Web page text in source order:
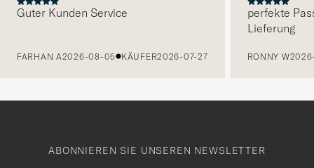
Guter Kunden Service
FARHAN A2026-08-05 KÄUFER2026-07-27
perfekte
Lieferung
RONNY W
ABONNIEREN SIE UNSEREN NEWSLETTER